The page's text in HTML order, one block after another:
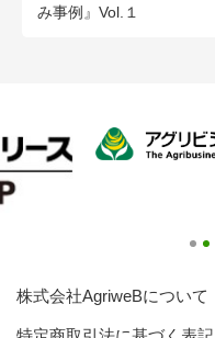
み事例』Vol.１
株式会社AgriweBについて